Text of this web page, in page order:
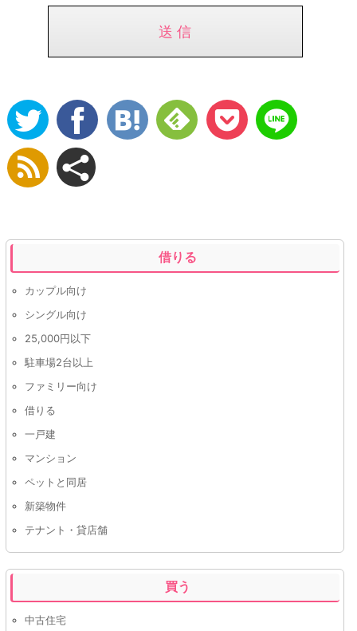
借りる
カップル向け
シングル向け
25,000円以下
駐車場2台以上
ファミリー向け
借りる
一戸建
マンション
ペットと同居
新築物件
テナント・貸店舗
買う
中古住宅